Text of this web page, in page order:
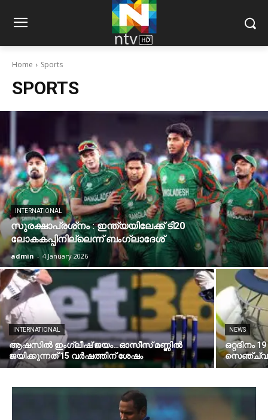
Home Sports
SPORTS
INTERNATIONAL
സുരക്ഷാപ്രശ്‌നം : ഇന്ത്യയിലേക്ക് ടി20
ലോകകപ്പിനില്ലെന്ന് ബംഗ്ലാദേശ്
admin - 4 January 2026
INTERNATIONAL
ആഷസില്‍ ഇംഗ്ലീഷ് ജയം…ഓസീസ് മണ്ണില്‍
ജയിക്കുന്നത് 15 വര്‍ഷത്തിന് ശേഷം
NEWS
ഒറ്റദിനം